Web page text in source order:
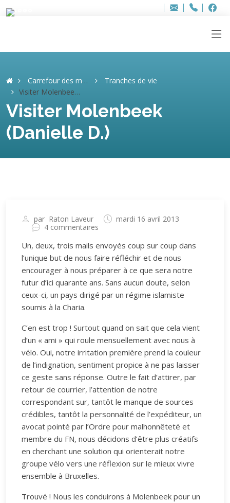
Adresse
info..hâthe..
Tel.
Tel.
Carrefour des mémoires
Tranches de vie
Visiter Molenbeek (Danielle D.)
Visiter Molenbeek
(Danielle D.)
par Raton Laveur
mardi 16 avril 2013
4 commentaires
Un, deux, trois mails envoyés coup sur coup dans
l’unique but de nous faire réfléchir et de nous
encourager à nous préparer à ce que sera notre
futur d’ici quarante ans. Sans aucun doute, selon
ceux-ci, un pays dirigé par un régime islamiste
soumis à la Charia.
C’en est trop ! Surtout quand on sait que cela vient
d’un « ami » qui roule mensuellement avec nous à
vélo. Oui, notre irritation première prend la couleur
de l’indignation, sentiment propice à ne pas laisser
ce geste sans réponse. Outre le fait d’attirer, par
retour de courrier, l’attention de notre
correspondant sur, tantôt le manque de sources
crédibles, tantôt la personnalité de l’expéditeur, un
avocat pointé par l’Ordre pour malhonnêteté et
membre du FN, nous décidons d’être plus créatifs
en cherchant une solution qui orienterait notre
groupe vélo vers une réflexion sur le mieux vivre
ensemble à Bruxelles.
Trouvé ! Nous les conduirons à Molenbeek pour un